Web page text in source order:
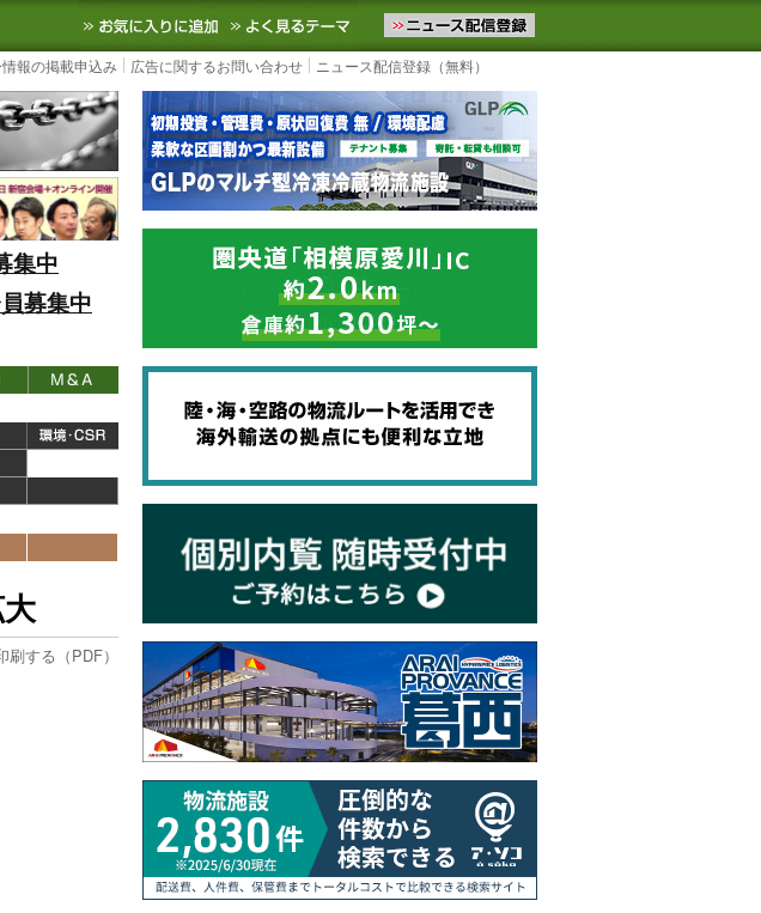
ど国内外の最新の物流ニュースをお届けします。物流ニュースメール配信を登録す
お気に入りに追加 よく見るテーマ
報の掲載申込み 広告に関するお問い合わせ ニュース配信登録（無料）
集中
募集中
刷する（PDF）